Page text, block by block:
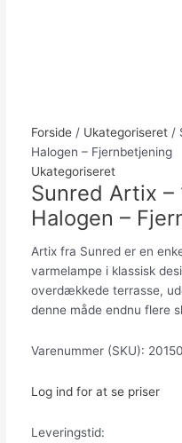
Forside/ Ukategoriseret/
Halogen – Fjernbetjening
Ukategoriseret
Sunred Artix –
Halogen –
Artix fra Sunred er en
varmelampe i klassisk
overdækkede terrasse,
denne måde endnu flere
Varenummer (SKU):
Log ind for at se priser
Leveringstid: